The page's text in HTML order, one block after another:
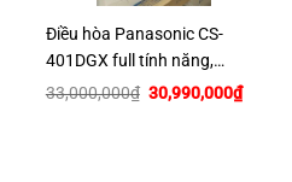
Điều hòa Panasonic CS-
401DGX full tính năng,
16000btu~28m2
33,000,000₫ Giá
gốc
30,990,000₫Giá
hiện